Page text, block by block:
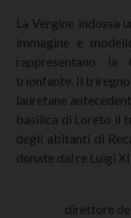
La Vergine indossa
immagine e
rappresentano la
trionfante. Il
lauretane
basilica di Loreto il
degli abitanti di
donate dal re Luigi
direttore